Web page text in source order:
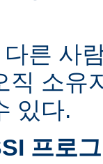
른 사
직 소유
있다.
프로